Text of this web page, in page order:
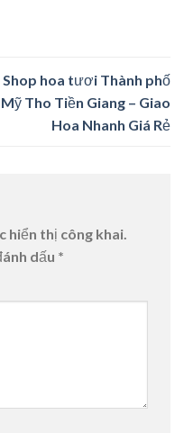
Shop hoa tươi Thành phố
Mỹ Tho Tiền Giang – Giao
Hoa Nhanh Giá Rẻ
hiển thị công khai.
dấu *